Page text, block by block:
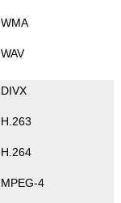
WMA
WAV
DIVX
H.263
H.264
MPEG-4